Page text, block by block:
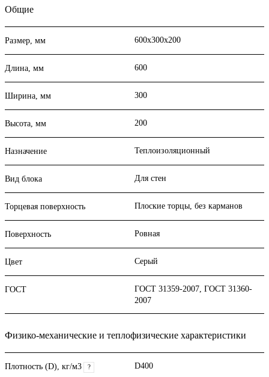
Общие
Размер, мм 600х300х200
Длина, мм 600
Ширина, мм 300
Высота, мм 200
Назначение Теплоизоляционный
Вид блока Для стен
Торцевая поверхность Плоские торцы, без карманов
Поверхность Ровная
Цвет Серый
ГОСТ
ГОСТ 31359-2007, ГОСТ 31360-
2007
Физико-механические и теплофизические характеристики
Плотность (D), кг/м3 ? D400